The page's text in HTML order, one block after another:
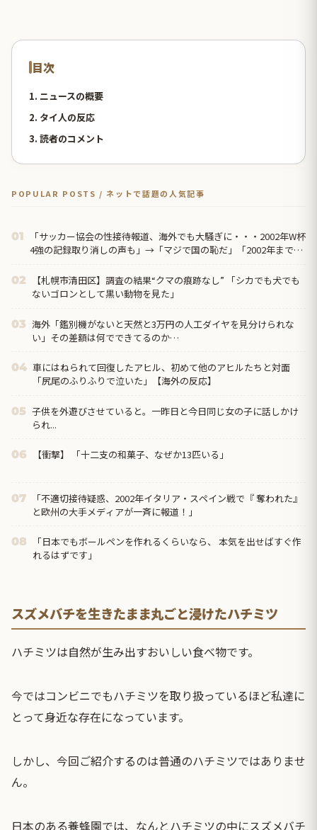
目次
1. ニュースの概要
2. タイ人の反応
3. 読者のコメント
POPULAR POSTS / ネットで話題の人気記事
01
「サッカー協会の性接待報道、海外でも大騒ぎに・・・2002年W杯
4強の記録取り消しの声も」→「マジで国の恥だ」「2002年まで疑
02
【札幌市清田区】調査の結果“クマの痕跡なし” 「シカでも犬でも
ないゴロンとして黒い動物を見た」
03 海外「鑑別機がないと天然と3万円の人工ダイヤを見分けられな
い」その差額は何でできてるのか…
04 車にはねられて回復したアヒル、初めて他のアヒルたちと対面
「尻尾のふりふりで泣いた」【海外の反応】
05 子供を外遊びさせていると。一昨日と今日同じ女の子に話しかけ
られ...
06 【衝撃】 「十二支の和菓子、なぜか13匹いる」
07
「不適切接待疑惑、2002年イタリア・スペイン戦で『 奪われた』
と欧州の大手メディアが一斉に報道！」
08
「日本でもボールペンを作れるくらいなら、 本気を出せばすぐ作
れるはずです」
スズメバチを生きたまま丸ごと浸けたハチミツ
ハチミツは自然が生み出すおいしい食べ物です。
今ではコンビニでもハチミツを取り扱っているほど私達に
とって身近な存在になっています。
しかし、今回ご紹介するのは普通のハチミツではありませ
ん。
日本のある養蜂園では、なんとハチミツの中にスズメバチ